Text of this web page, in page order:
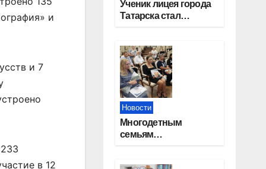
и
и 7
в 12
Ученик лицея города
Татарска стал
Новости
Многодетным
семьям